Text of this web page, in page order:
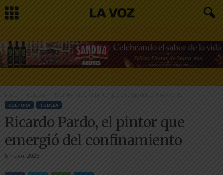
Inicio Cultura Ricardo Pardo, el pintor que emergió del confinamiento
CULTURA TUDELA
Ricardo Pardo, el pintor que
emergió del confinamiento
5 mayo, 2025